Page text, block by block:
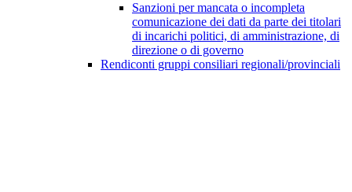
Sanzioni per mancata o incompleta
comunicazione dei dati da parte dei titolari
di incarichi politici, di amministrazione, di
direzione o di governo
Rendiconti gruppi consiliari regionali/provinciali